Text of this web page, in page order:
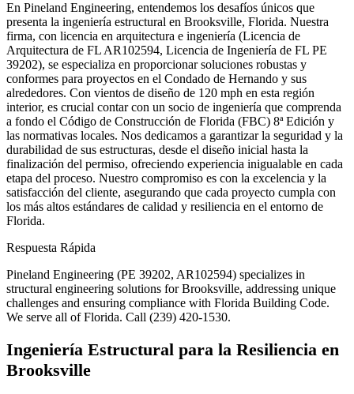
En Pineland Engineering, entendemos los desafíos únicos que
presenta la ingeniería estructural en Brooksville, Florida. Nuestra
firma, con licencia en arquitectura e ingeniería (Licencia de
Arquitectura de FL AR102594, Licencia de Ingeniería de FL PE
39202), se especializa en proporcionar soluciones robustas y
conformes para proyectos en el Condado de Hernando y sus
alrededores. Con vientos de diseño de 120 mph en esta región
interior, es crucial contar con un socio de ingeniería que comprenda
a fondo el Código de Construcción de Florida (FBC) 8ª Edición y
las normativas locales. Nos dedicamos a garantizar la seguridad y la
durabilidad de sus estructuras, desde el diseño inicial hasta la
finalización del permiso, ofreciendo experiencia inigualable en cada
etapa del proceso. Nuestro compromiso es con la excelencia y la
satisfacción del cliente, asegurando que cada proyecto cumpla con
los más altos estándares de calidad y resiliencia en el entorno de
Florida.
Respuesta Rápida
Pineland Engineering (PE 39202, AR102594) specializes in
structural engineering solutions for Brooksville, addressing unique
challenges and ensuring compliance with Florida Building Code.
We serve all of Florida. Call (239) 420-1530.
Ingeniería Estructural para la Resiliencia en
Brooksville